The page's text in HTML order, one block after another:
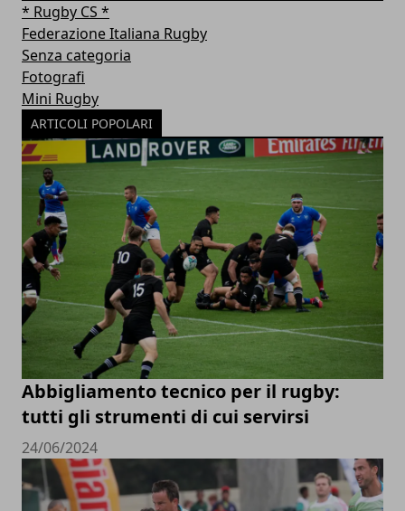
* Rugby CS *
Federazione Italiana Rugby
Senza categoria
Fotografi
Mini Rugby
ARTICOLI POPOLARI
Abbigliamento tecnico per il rugby:
tutti gli strumenti di cui servirsi
24/06/2024